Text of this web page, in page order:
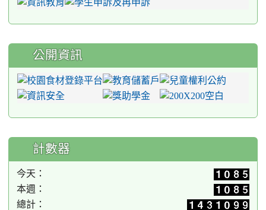
公開資訊
計數器
今天：
本週：
總計：